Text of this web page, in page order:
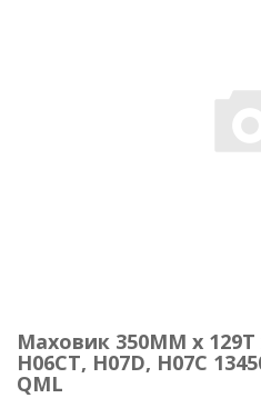
Маховик 350MM x
H06CT, H07D, H07C
QML